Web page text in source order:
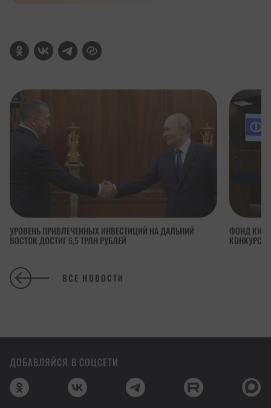
УРОВЕНЬ ПРИВЛЕЧЕННЫХ ИНВЕСТИЦИЙ НА ДАЛЬНИЙ
ВОСТОК ДОСТИГ 6,5 ТРЛН РУБЛЕЙ
ФОНД
ВСЕ НОВОСТИ
ДОБАВЛЯЙСЯ В СОЦСЕТИ